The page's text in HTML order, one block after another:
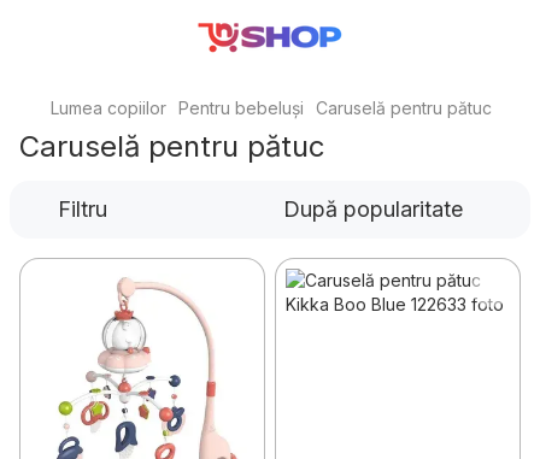
Lumea copiilor Pentru bebeluși Caruselă pentru pătuc
Caruselă pentru pătuc
Filtru După popularitate